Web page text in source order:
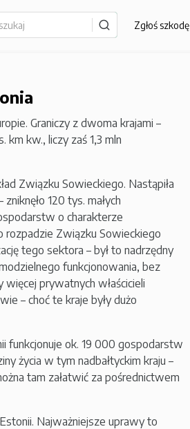
Zgłoś szkodę
Graniczy z dwoma krajami –
km kw., liczy zaś 1,3 mln
Związku Sowieckiego. Nastąpiła
120 tys. małych
o charakterze
Związku Sowieckiego
tego sektora – był to nadrzędny
funkcjonowania, bez
prywatnych właścicieli
– choć te kraje były dużo
funkcjonuje ok. 19 000 gospodarstw
życia w tym nadbałtyckim kraju –
tam załatwić za pośrednictwem
Najważniejsze uprawy to